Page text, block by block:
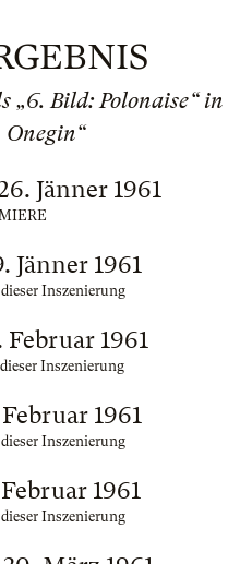
„6. Bild: Polonaise“ in
Onegin“
Jänner 1961
Jänner 1961
Inszenierung
1961
Inszenierung
1961
Inszenierung
1961
Inszenierung